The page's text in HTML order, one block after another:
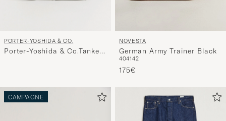
PORTER-YOSHIDA & CO.
Porter-Yoshida & Co.Tanker
NOVESTA
German Army Trainer Black
404142
175€
CAMPAGNE